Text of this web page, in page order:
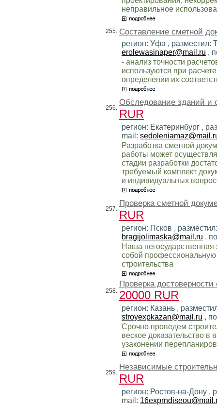
неправильное
255. Составление сметной
регион: Уфа , разместил:
erolewasinaper@mail.ru ,
- анализ точности
используются при
определении их
256.
Обследование зданий и
RUR
регион: Екатеринбург ,
mail:
Разработка сметной
работы может
стадии разработки
требуемый комплект
и индивидуальных
257.
Проверка сметной
RUR
регион: Псков ,
bragijolimaska@mail.ru ,
Наша
собой профессиональную
строительства
258.
Проверка
20000 RUR
регион: Казань ,
stroyexpkazan@mail.ru ,
Срочно проведем
веское доказательство
узаконении
259.
Независимые
RUR
регион: Ростов-на-Дону ,
mail: